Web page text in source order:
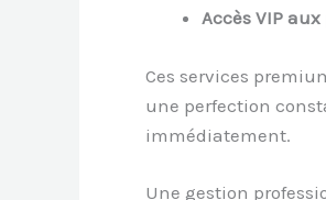
Accès VIP
Ces services
une perfection
immédiatement.
Une gestion